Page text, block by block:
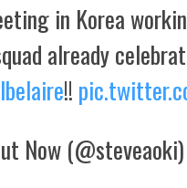
in Korea
already
!!
Now (@steveaoki)